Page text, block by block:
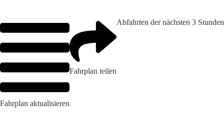
Fahrplan aktualisieren
Fahrplan teilen
Abfahrten der nächsten 3 Stunden